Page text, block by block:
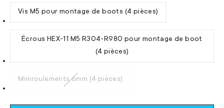
Vis M5 pour montage de boots (4 pièces)
Écrous HEX-11 M5 R304-R980 pour montage de boot
(4 pièces)
Miniroulements 6mm (4 pièces)